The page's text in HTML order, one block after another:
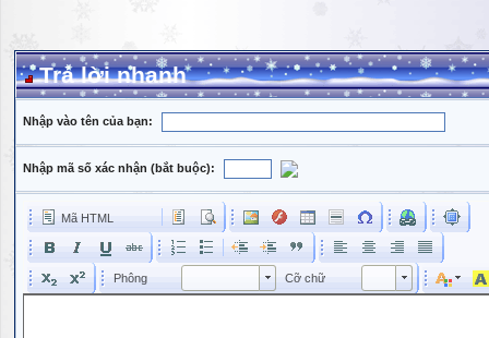
Trả lời nhanh
Nhập vào tên của bạn:
Nhập mã số xác nhận (bắt buộc):
Mã HTML
Phông Phông Cỡ chữ Kích cỡ phông